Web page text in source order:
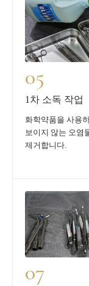
05
1차 소독 작업
화학약품을 사용
보이지 않는 오염
제거합니다.
07